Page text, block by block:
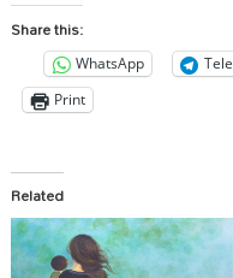
Share this:
WhatsApp
Print
Related